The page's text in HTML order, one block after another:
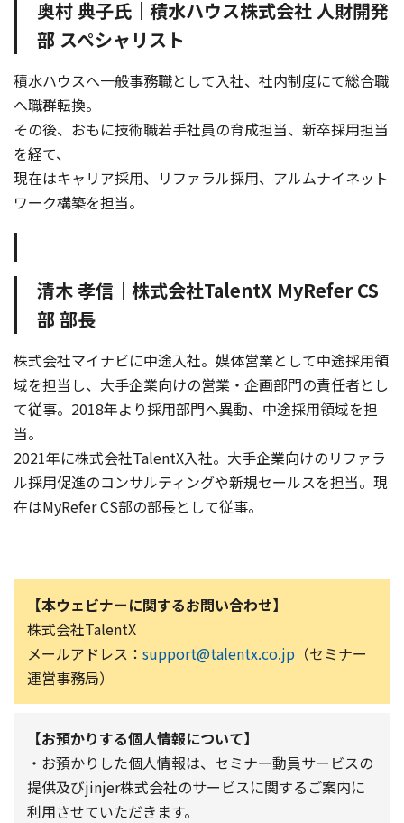
奥村 典子氏｜積水ハウス株式会社 人財開発
部 スペシャリスト
積水ハウスへ一般事務職として入社、社内制度にて総合職
へ職群転換。
その後、おもに技術職若手社員の育成担当、新卒採用担当
を経て、
現在はキャリア採用、リファラル採用、アルムナイネット
ワーク構築を担当。
清木 孝信｜株式会社TalentX MyRefer CS
部 部長
株式会社マイナビに中途入社。媒体営業として中途採用領
域を担当し、大手企業向けの営業・企画部門の責任者とし
て従事。2018年より採用部門へ異動、中途採用領域を担
当。
2021年に株式会社TalentX入社。大手企業向けのリファラ
ル採用促進のコンサルティングや新規セールスを担当。現
在はMyRefer CS部の部長として従事。
【本ウェビナーに関するお問い合わせ】
株式会社TalentX
メールアドレス： support@talentx.co.jp （セミナー
運営事務局）
【お預かりする個人情報について】
・お預かりした個人情報は、セミナー動員サービスの
提供及びjinjer株式会社のサービスに関するご案内に
利用させていただきます。